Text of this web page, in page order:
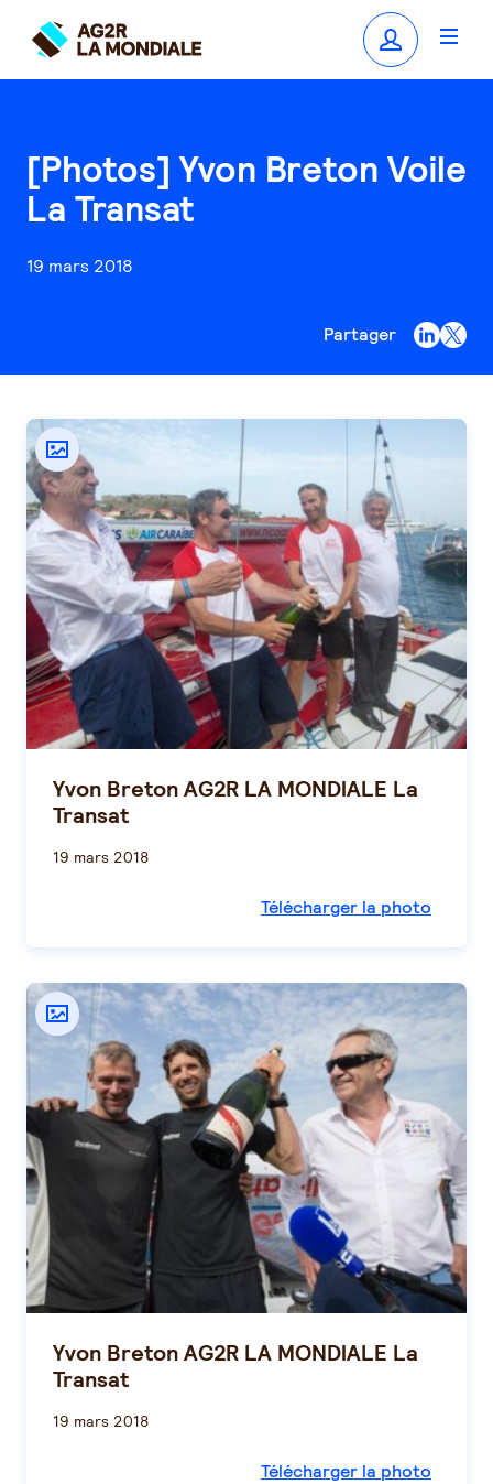
[Photos] Yvon Breton Voile
La Transat
19 mars 2018
Partager
Yvon Breton AG2R LA MONDIALE La
Transat
19 mars 2018
Télécharger la photo
Yvon Breton AG2R LA MONDIALE La
Transat
19 mars 2018
Télécharger la photo